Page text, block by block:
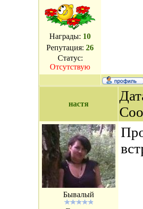
Награды: 10
Репутация: 26
Статус:
Отсутствую
настя
Бывалый